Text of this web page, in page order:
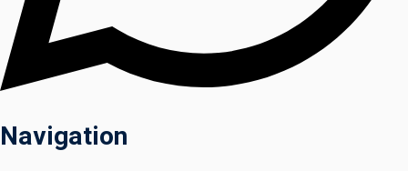
(Facebook &
Navigation